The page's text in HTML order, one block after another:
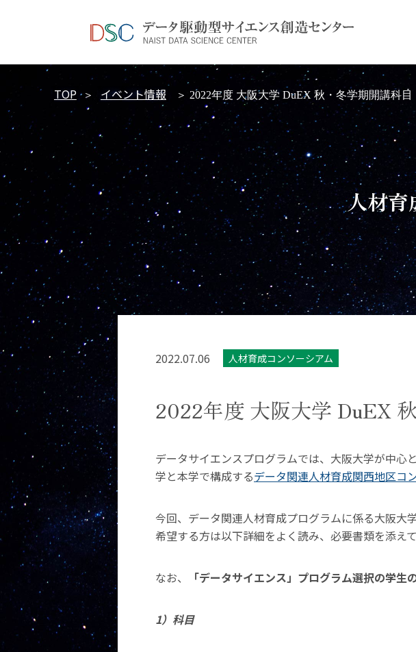
TOP ＞ イベント情報 ＞ 2022年度 大阪大学 DuEX 秋・冬学期開講科目
人材育
2022.07.06 人材育成コンソーシアム
2022年度 大阪大学 DuEX
データサイエンスプログラムでは、大阪大学が中心
学と本学で構成するデータ関連人材育成関西地区コ
今回、データ関連人材育成プログラムに係る大阪大
希望する方は以下詳細をよく読み、必要書類を添え
なお、 「データサイエンス」プログラム選択の学生
1）科目